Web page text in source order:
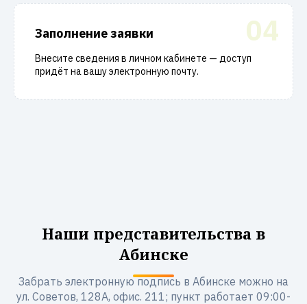
04
Заполнение заявки
Внесите сведения в личном кабинете — доступ
придёт на вашу электронную почту.
Наши представительства в
Абинске
Забрать электронную подпись в Абинске можно на
ул. Советов, 128А, офис. 211; пункт работает 09:00-